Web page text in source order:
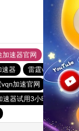
加速器官网 风驰加速
速器 雷霆vp加速器
加速官网 outline
速器试用3小时 免费